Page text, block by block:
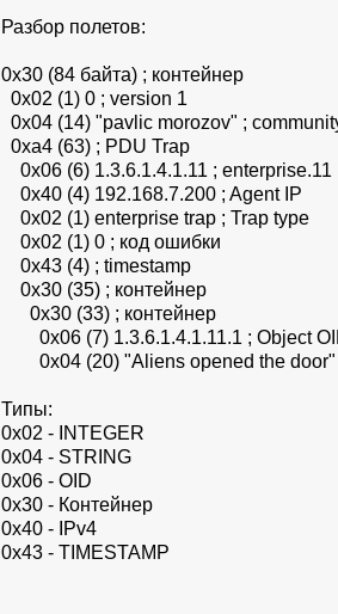
Разбор полетов:
0x30 (84 байта) ; контейнер
0x02 (1) 0 ; version 1
0x04 (14) "pavlic morozov" ;
0xa4 (63) ; PDU Trap
0x06 (6) 1.3.6.1.4.1.11 ; enterprise.11
0x40 (4) 192.168.7.200 ; Agent IP
0x02 (1) enterprise trap ; Trap type
0x02 (1) 0 ; код ошибки
0x43 (4) ; timestamp
0x30 (35) ; контейнер
0x30 (33) ; контейнер
0x06 (7) 1.3.6.1.4.1.11.1 ; Object
0x04 (20) "Aliens opened the door"
Типы:
0x02 - INTEGER
0x04 - STRING
0x06 - OID
0x30 - Контейнер
0x40 - IPv4
0x43 - TIMESTAMP